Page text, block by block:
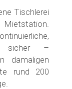
Tischlerei
sicher –
damaligen
rund 200